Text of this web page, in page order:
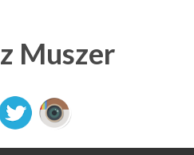
Muszer